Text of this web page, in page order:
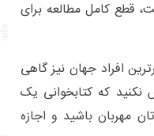
قطع کامل مطالعه برای
افراد جهان نیز گاهی
که کتابخوانی یک
مهربان باشید و اجازه